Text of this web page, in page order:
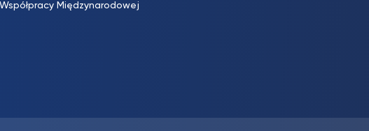
Współpracy Międzynarodowej